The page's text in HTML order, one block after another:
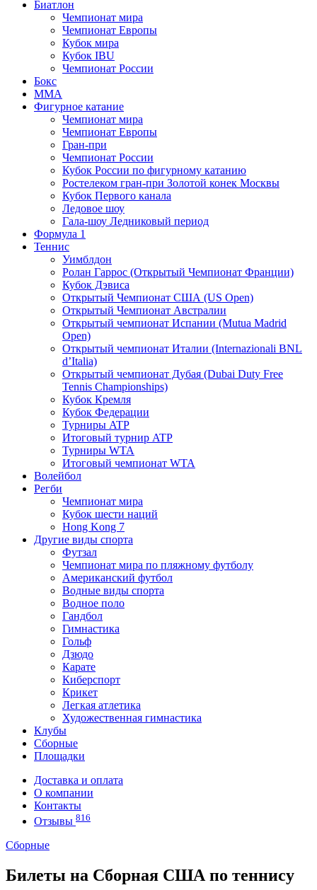
Биатлон
Чемпионат мира
Чемпионат Европы
Кубок мира
Кубок IBU
Чемпионат России
Бокс
MMA
Фигурное катание
Чемпионат мира
Чемпионат Европы
Гран-при
Чемпионат России
Кубок России по фигурному катанию
Ростелеком гран-при Золотой конек Москвы
Кубок Первого канала
Ледовое шоу
Гала-шоу Ледниковый период
Формула 1
Теннис
Уимблдон
Ролан Гаррос (Открытый Чемпионат Франции)
Кубок Дэвиса
Открытый Чемпионат США (US Open)
Открытый Чемпионат Австралии
Открытый чемпионат Испании (Mutua Madrid
Open)
Открытый чемпионат Италии (Internazionali BNL
d’Italia)
Открытый чемпионат Дубая (Dubai Duty Free
Tennis Championships)
Кубок Кремля
Кубок Федерации
Турниры ATP
Итоговый турнир ATP
Турниры WTA
Итоговый чемпионат WTA
Волейбол
Регби
Чемпионат мира
Кубок шести наций
Hong Kong 7
Другие виды спорта
Футзал
Чемпионат мира по пляжному футболу
Американский футбол
Водные виды спорта
Водное поло
Гандбол
Гимнастика
Гольф
Дзюдо
Карате
Киберспорт
Крикет
Легкая атлетика
Художественная гимнастика
Клубы
Сборные
Площадки
Доставка и оплата
О компании
Контакты
Отзывы 816
Сборные
Билеты на Сборная США по теннису